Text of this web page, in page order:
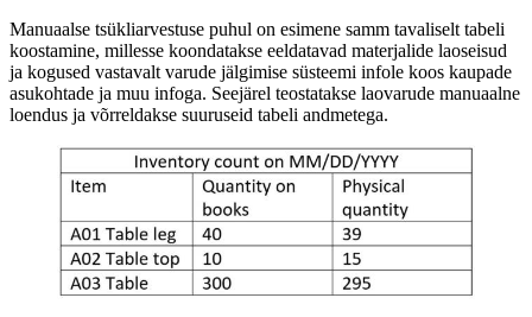
Manuaalse tsükliarvestuse puhul on esimene samm tavaliselt tabeli
koostamine, millesse koondatakse eeldatavad materjalide laoseisud
ja kogused vastavalt varude jälgimise süsteemi infole koos kaupade
asukohtade ja muu infoga. Seejärel teostatakse laovarude manuaalne
loendus ja võrreldakse suuruseid tabeli andmetega.